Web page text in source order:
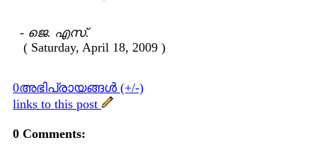
- ജെ. എസ്.
( Saturday, April 18, 2009 )
0അഭിപ്രായങ്ങള്‍ (+/-)
links to this post
0 Comments: